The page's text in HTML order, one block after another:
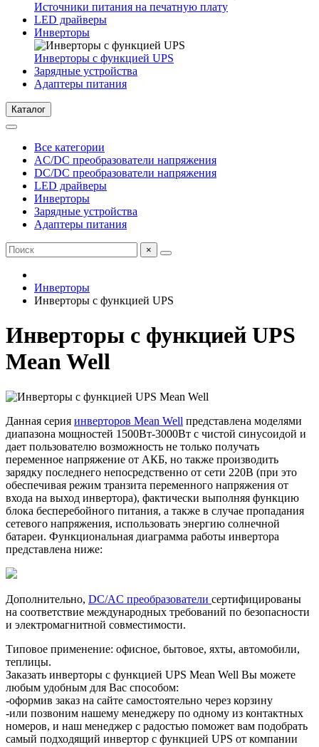
Источники питания на печатную плату
LED драйверы
Инверторы
Инверторы с функцией UPS
Зарядные устройства
Адаптеры питания
Каталог
Все категории
AC/DC преобразователи напряжения
DC/DC преобразователи напряжения
LED драйверы
Инверторы
Зарядные устройства
Адаптеры питания
×
Инверторы
Инверторы с функцией UPS
Инверторы с функцией UPS
Mean Well
Данная серия инверторов Mean Well представлена моделями
диапазона мощностей 1500Вт-3000Вт с чистой синусоидой и
дает пользователю возможность не только получать
переменное напряжение от АКБ, но также производить
зарядку последнего непосредственно от сети 220В (при это
обеспечивая режим транзита переменного напряжения от
входа на выход инвертора), фактически выполняя функцию
блока бесперебойного питания, а также в случае пропадания
сетевого напряжения, использовать энергию солнечной
батареи. Функциональная диаграмма работы инвертора
представлена ниже:
Дополнительно, DC/AC преобразователи сертифицированы
на соответствие международных требований по безопасности
и электромагнитной совместимости.
Типовое применение: офисное, бытовое, яхты, автомобили,
теплицы.
Заказать инверторы с функцией UPS Mean Well Вы можете
любым удобным для Вас способом:
-оформив заказ на сайте самостоятельно через корзину
-или позвоним нашему менеджеру по одному из контактных
номеров, и наш менеджер с радостью поможет вам подобрать
самый подходящий инвертор с функцией UPS от компании